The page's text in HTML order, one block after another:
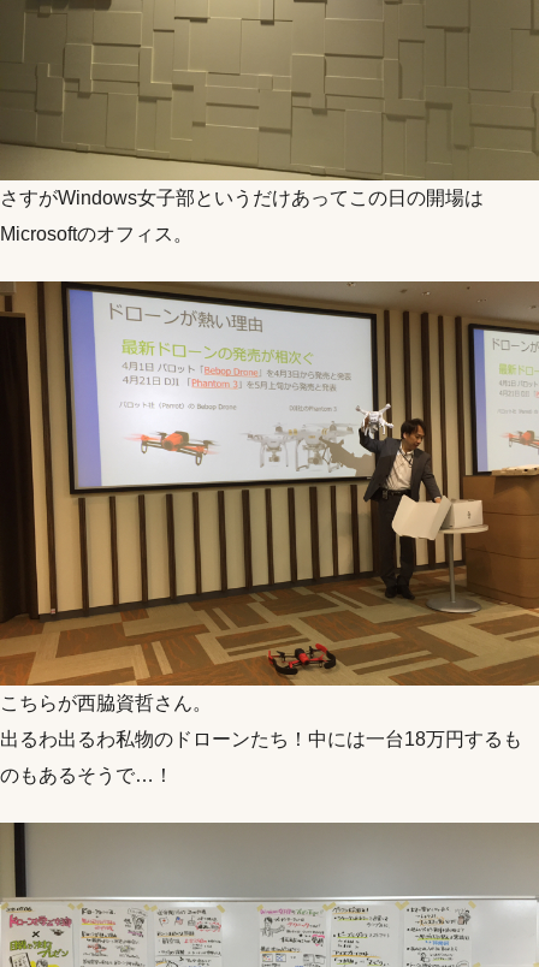
さすがWindows女子部というだけあってこの日の開場は
Microsoftのオフィス。
こちらが西脇資哲さん。
出るわ出るわ私物のドローンたち！中には一台18万円するも
のもあるそうで…！